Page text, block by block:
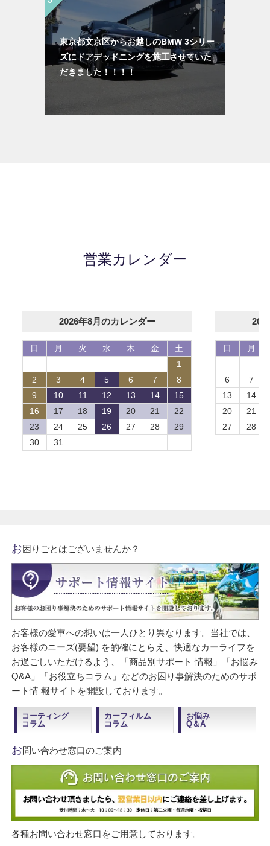
東京都文京区からお越しのBMW 3シリー
ズにドアデッドニングを施工させていた
だきました！！！！
営業カレンダー
2026年8月のカレンダー
日 月 火 水 木 金
土
1
2
3 4 5 6 7
8
9
10 11 12 13 14
15
16
17 18 19 20 21
22
23
24 25 26 27 28
29
30
31
日 月
6
7
13
14
20
21
27
28
お困りごとはございませんか？
お客様の愛車への想いは一人ひとり異なります。当社では、
お客様のニーズ(要望) を的確にとらえ、快適なカーライフを
お過ごしいただけるよう、「商品別サポート 情報」「お悩み
Q&A」「お役立ちコラム」などのお困り事解決のためのサポ
ート情 報サイトを開設しております。
コーティング
コラム
カーフィルム
コラム
お悩み
Q＆A
お問い合わせ窓口のご案内
各種お問い合わせ窓口をご用意しております。